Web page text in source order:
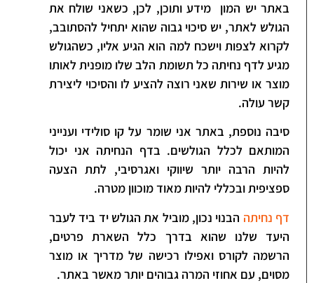
באתר יש המון מידע ותוכן, לכן, כשאני שולח את
הגולש לאתר, יש סיכוי גבוה שהוא יתחיל להסתובב,
לקרוא לצפות וישכח למה הוא הגיע אליו, כשהגולש
מגיע לדף נחיתה כל תשומת הלב שלו מופנית לאותו
מוצר או שירות שאני רוצה להציע לו והסיכוי ליצירת
קשר עולה.
סיבה נוספת, באתר אני שומר על קו סולידי וענייני
המותאם לכלל הגולשים. בדף הנחיתה אני יכול
להיות הרבה יותר שיווקי ואגרסיבי, לתת הצעה
ספציפית ובכללי להיות מאוד מוכוון מטרה.
דף נחיתההבנוי נכון, מוביל את הגולש יד ביד לעבר
היעד שלנו שהוא בדרך כלל השארת פרטים,
הרשמה לקורס ואפילו רכישה של מדריך או מוצר
מסוים, עם אחוזי המרה גבוהים יותר מאשר באתר.